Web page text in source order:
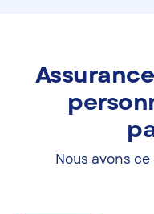
Nous avons